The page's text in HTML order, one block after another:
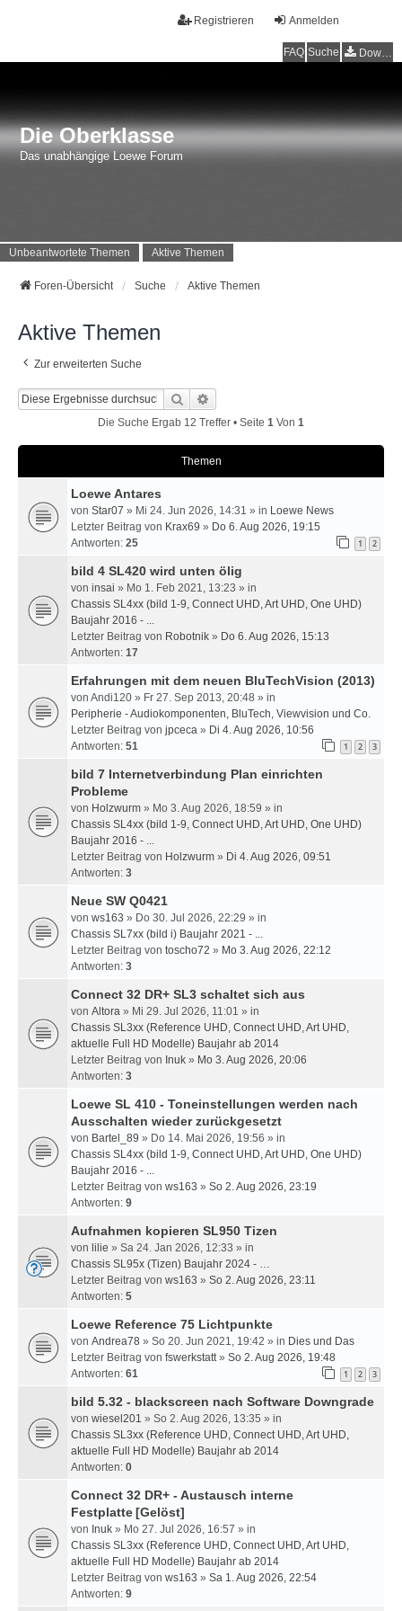
Anmelden
Registrieren
FAQ Suche Downloads
Die Oberklasse
Das unabhängige Loewe Forum
Unbeantwortete Themen Aktive Themen
Foren-Übersicht Suche Aktive Themen
Aktive Themen
Zur erweiterten Suche
Suche
Die Suche Ergab 12 Treffer • Seite 1 Von 1
Themen
Loewe Antares
von Star07 » Mi 24. Jun 2026, 14:31 » in Loewe News
Letzter Beitrag von Krax69 » Do 6. Aug 2026, 19:15
Antworten: 25 1 2
bild 4 SL420 wird unten ölig
von insai » Mo 1. Feb 2021, 13:23 » in
Chassis SL4xx (bild 1-9, Connect UHD, Art UHD, One UHD)
Baujahr 2016 - ...
Letzter Beitrag von Robotnik » Do 6. Aug 2026, 15:13
Antworten: 17
Erfahrungen mit dem neuen BluTechVision (2013)
von Andi120 » Fr 27. Sep 2013, 20:48 » in
Peripherie - Audiokomponenten, BluTech, Viewvision und Co.
Letzter Beitrag von jpceca » Di 4. Aug 2026, 10:56
Antworten: 51 1 2 3
bild 7 Internetverbindung Plan einrichten
Probleme
von Holzwurm » Mo 3. Aug 2026, 18:59 » in
Chassis SL4xx (bild 1-9, Connect UHD, Art UHD, One UHD)
Baujahr 2016 - ...
Letzter Beitrag von Holzwurm » Di 4. Aug 2026, 09:51
Antworten: 3
Neue SW Q0421
von ws163 » Do 30. Jul 2026, 22:29 » in
Chassis SL7xx (bild i) Baujahr 2021 - ...
Letzter Beitrag von toscho72 » Mo 3. Aug 2026, 22:12
Antworten: 3
Connect 32 DR+ SL3 schaltet sich aus
von Altora » Mi 29. Jul 2026, 11:01 » in
Chassis SL3xx (Reference UHD, Connect UHD, Art UHD,
aktuelle Full HD Modelle) Baujahr ab 2014
Letzter Beitrag von Inuk » Mo 3. Aug 2026, 20:06
Antworten: 3
Loewe SL 410 - Toneinstellungen werden nach
Ausschalten wieder zurückgesetzt
von Bartel_89 » Do 14. Mai 2026, 19:56 » in
Chassis SL4xx (bild 1-9, Connect UHD, Art UHD, One UHD)
Baujahr 2016 - ...
Letzter Beitrag von ws163 » So 2. Aug 2026, 23:19
Antworten: 9
Aufnahmen kopieren SL950 Tizen
von lilie » Sa 24. Jan 2026, 12:33 » in
Chassis SL95x (Tizen) Baujahr 2024 - …
Letzter Beitrag von ws163 » So 2. Aug 2026, 23:11
Antworten: 5
Loewe Reference 75 Lichtpunkte
von Andrea78 » So 20. Jun 2021, 19:42 » in Dies und Das
Letzter Beitrag von fswerkstatt» So 2. Aug 2026, 19:48
Antworten: 61 1 2 3
bild 5.32 - blackscreen nach Software Downgrade
von wiesel201 » So 2. Aug 2026, 13:35 » in
Chassis SL3xx (Reference UHD, Connect UHD, Art UHD,
aktuelle Full HD Modelle) Baujahr ab 2014
Antworten: 0
Connect 32 DR+ - Austausch interne
Festplatte[Gelöst]
von Inuk » Mo 27. Jul 2026, 16:57 » in
Chassis SL3xx (Reference UHD, Connect UHD, Art UHD,
aktuelle Full HD Modelle) Baujahr ab 2014
Letzter Beitrag von ws163 » Sa 1. Aug 2026, 22:54
Antworten: 9